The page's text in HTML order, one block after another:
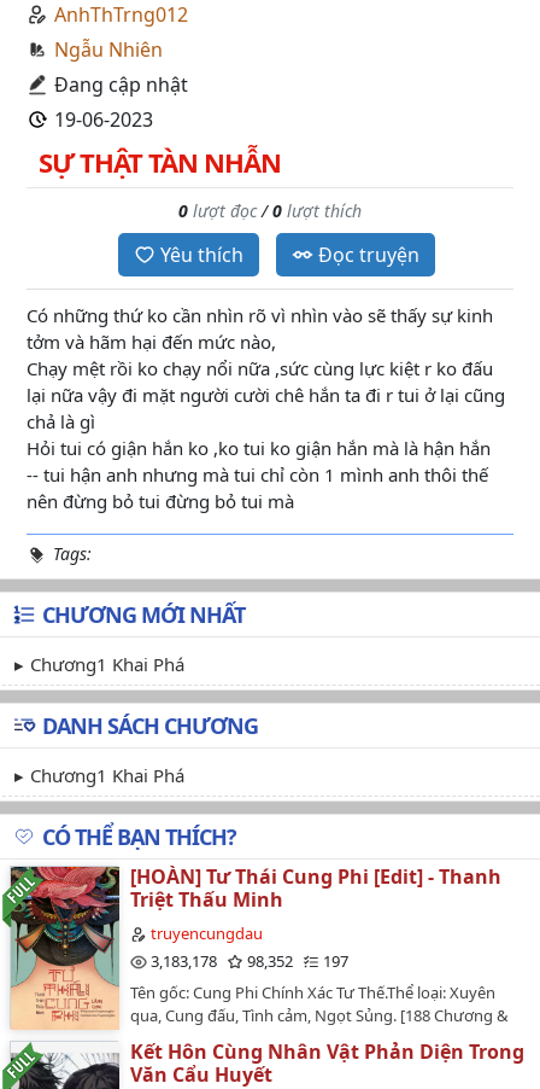
AnhThTrng012
Ngẫu Nhiên
Đang cập nhật
19-06-2023
SỰ THẬT TÀN NHẪN
0 lượt đọc/0 lượt thích
Yêu thích Đọc truyện
Có những thứ ko cần nhìn rõ vì nhìn vào sẽ thấy sự kinh
tởm và hãm hại đến mức nào,
Chạy mệt rồi ko chạy nổi nữa ,sức cùng lực kiệt r ko đấu
lại nữa vậy đi mặt người cười chê hắn ta đi r tui ở lại cũng
chả là gì
Hỏi tui có giận hắn ko ,ko tui ko giận hắn mà là hận hắn
-- tui hận anh nhưng mà tui chỉ còn 1 mình anh thôi thế
nên đừng bỏ tui đừng bỏ tui mà
Tags:
CHƯƠNG MỚI NHẤT
Chương1 Khai Phá
DANH SÁCH CHƯƠNG
Chương1 Khai Phá
CÓ THỂ BẠN THÍCH?
[HOÀN] Tư Thái Cung Phi [Edit] - Thanh
Triệt Thấu Minh
truyencungdau
3,183,178
98,352
197
Tên gốc: Cung Phi Chính Xác Tư Thế.Thể loại: Xuyên
qua, Cung đấu, Tình cảm, Ngọt Sủng. [188 Chương &
18 Phiên ngoại]Edit: Team Lãnh Cung.Người phụ trách:
Tiên Thái phi & Mai Thái phi. *VĂN ÁN*Một câu giới
thiệu tóm tắt: Quý nữ thế gia xuyên qua sống một
Kết Hôn Cùng Nhân Vật Phản Diện Trong
Văn Cẩu Huyết